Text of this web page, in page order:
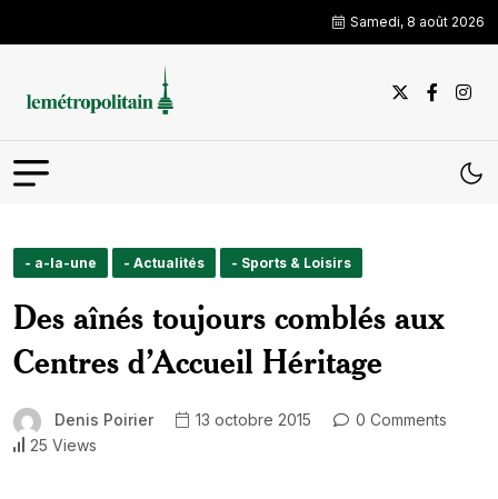
Samedi, 8 août 2026
- a-la-une - Actualités - Sports & Loisirs
Des aînés toujours comblés aux
Centres d’Accueil Héritage
Denis Poirier 13 octobre 2015
0 Comments
25 Views